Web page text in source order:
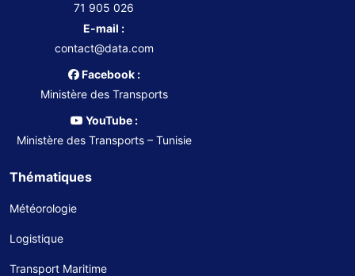
71 905 026
E-mail :
contact@data.com
Facebook :
Ministère des Transports
YouTube :
Ministère des Transports – Tunisie
Thématiques
Météorologie
Logistique
Transport Maritime